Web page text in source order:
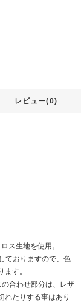
レビュー(0)
ス生地を使用。
ておりますので、色
す。
合わせ部分は、レザ
れたりする事はあり